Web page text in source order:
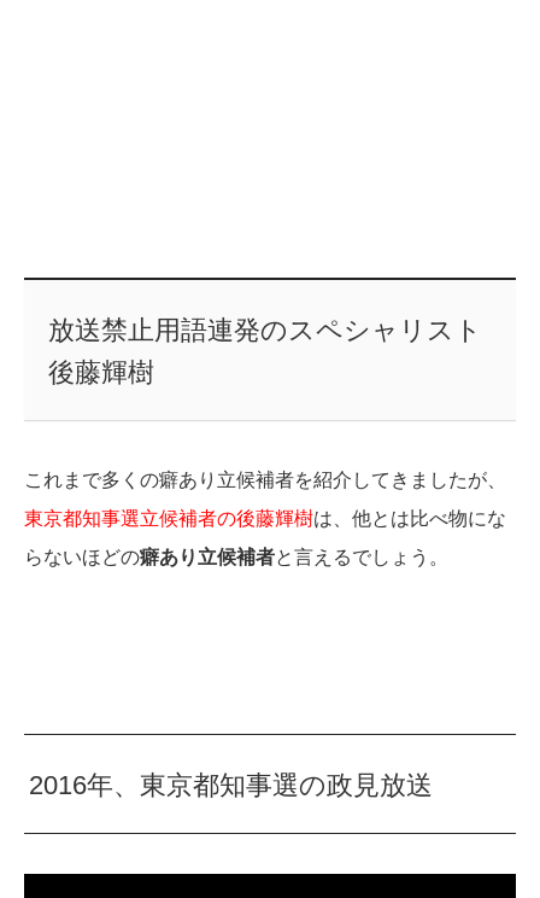
放送禁止用語連発のスペシャリスト
後藤輝樹
これまで多くの癖あり立候補者を紹介してきましたが、
東京都知事選立候補者の後藤輝樹は、他とは比べ物にな
らないほどの癖あり立候補者と言えるでしょう。
2016年、東京都知事選の政見放送